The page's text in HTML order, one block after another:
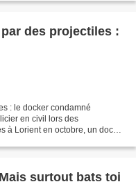
des projectiles :
: le docker condamné
en civil lors des
à Lorient en octobre, un docker
surtout bats toi